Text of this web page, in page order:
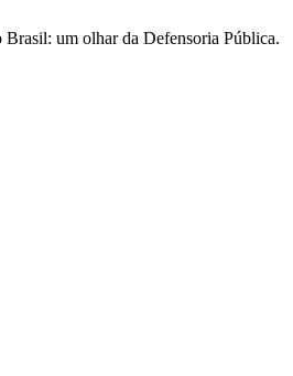
um olhar da Defensoria Pública.